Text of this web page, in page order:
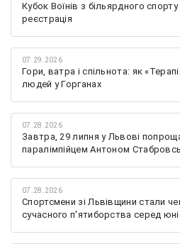
Кубок Воїнів з більярдного
реєстрація
07.29.2026
Гори, ватра і спільнота: як
людей у Горганах
07.28.2026
Завтра, 29 липня у Львові
паралімпійцем Антоном
07.28.2026
Спортсмени зі Львівщини стали
сучасного п'ятиборства серед